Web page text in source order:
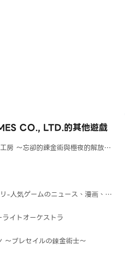
CO., LTD.的其他遊戲
房 ～忘卻的鍊金術與極夜的解放者
-人気ゲームのニュース、漫画、グ
イトオーケストラ
～ブレセイルの錬金術士～